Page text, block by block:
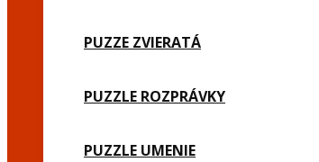
PUZZE ZVIERATÁ
PUZZLE ROZPRÁVKY
PUZZLE UMENIE